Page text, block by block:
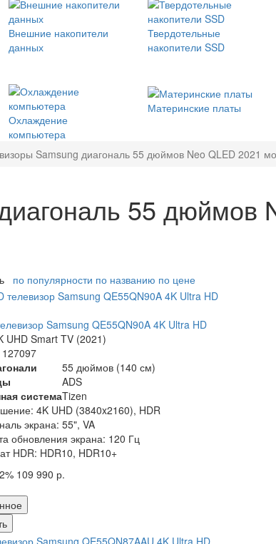
Внешние накопители
данных
Твердотельные
накопители SSD
Охлаждение
компьютера
Материнские платы
Samsung диагональ 55 дюймов Neo QLED 2021
55 дюймов
по популярности по названию по цене
Samsung QE55QN90A 4K Ultra HD
UHD Smart TV (2021)
127097
55 дюймов (140 см)
ADS
системаTizen
4K UHD (3840x2160), HDR
экрана: 55", VA
обновления экрана: 120 Гц
HDR: HDR10, HDR10+
109 990 р.